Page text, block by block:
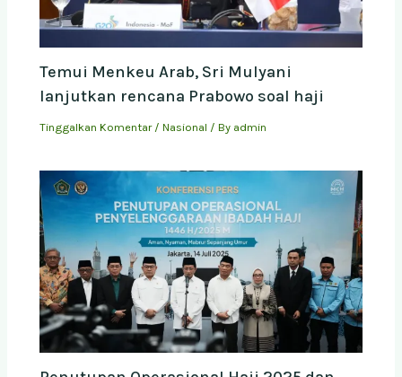
Temui Menkeu Arab, Sri Mulyani
lanjutkan rencana Prabowo soal haji
Tinggalkan Komentar /Nasional / By admin